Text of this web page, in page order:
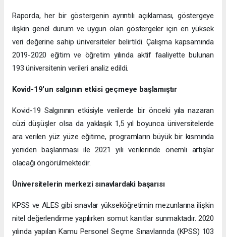
Raporda, her bir göstergenin ayrıntılı açıklaması, göstergeye
ilişkin genel durum ve uygun olan göstergeler için en yüksek
veri değerine sahip üniversiteler belirtildi. Çalışma kapsamında
2019-2020 eğitim ve öğretim yılında aktif faaliyette bulunan
193 üniversitenin verileri analiz edildi.
Kovid-19'un salgının etkisi geçmeye başlamıştır
Kovid-19 Salgınının etkisiyle verilerde bir önceki yıla nazaran
cüzi düşüşler olsa da yaklaşık 1,5 yıl boyunca üniversitelerde
ara verilen yüz yüze eğitime, programların büyük bir kısmında
yeniden başlanması ile 2021 yılı verilerinde önemli artışlar
olacağı öngörülmektedir.
Üniversitelerin merkezi sınavlardaki başarısı
KPSS ve ALES gibi sınavlar yükseköğretimin mezunlarına ilişkin
nitel değerlendirme yapılırken somut kanıtlar sunmaktadır. 2020
yılında yapılan Kamu Personel Seçme Sınavlarında (KPSS) 103